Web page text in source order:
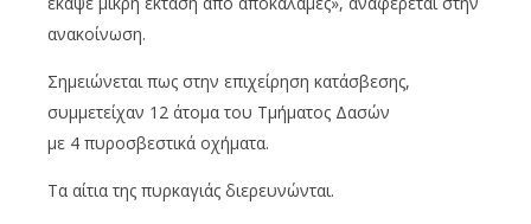
ανακοίνωση.
Σημειώνεται πως στην επιχείρηση κατάσβεσης,
συμμετείχαν 12 άτομα του Τμήματος Δασών
με 4 πυροσβεστικά οχήματα.
Τα αίτια της πυρκαγιάς διερευνώνται.